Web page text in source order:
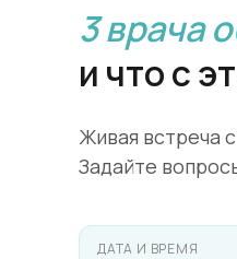
3 врача
и что с
Живая встреча
Задайте
ДАТА И ВРЕМЯ